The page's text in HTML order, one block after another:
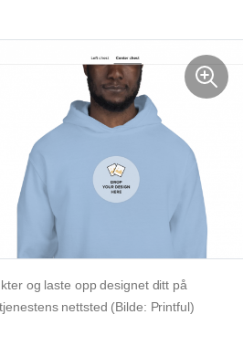
og laste opp designet ditt på
tjenestens nettsted (Bilde: Printful)